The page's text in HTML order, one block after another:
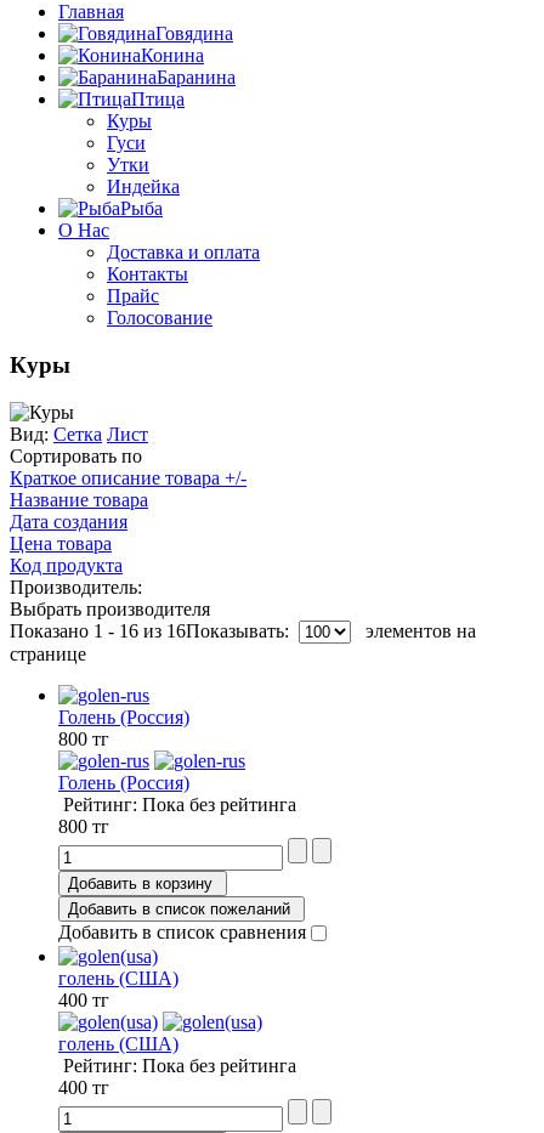
Главная
Говядина
Конина
Баранина
Птица
Куры
Гуси
Утки
Индейка
Рыба
О Нас
Доставка и оплата
Контакты
Прайс
Голосование
Куры
Вид: Сетка Лист
Сортировать по
Краткое описание товара +/-
Название товара
Дата создания
Цена товара
Код продукта
Производитель:
Выбрать производителя
Показано 1 - 16 из 16Показывать:
элементов на
странице
Голень (Россия)
800 тг
Голень (Россия)
Рейтинг: Пока без рейтинга
800 тг
Добавить в корзину
Добавить в список пожеланий
Добавить в список сравнения
голень (США)
400 тг
голень (США)
Рейтинг: Пока без рейтинга
400 тг